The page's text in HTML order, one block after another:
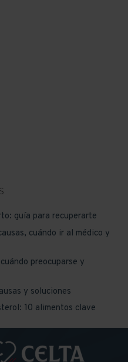
guía para recuperarte
cuándo ir al médico y
preocuparse y
y soluciones
10 alimentos clave